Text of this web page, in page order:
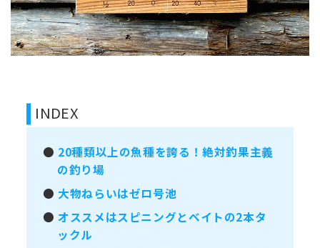
INDEX
● 20種類以上の魚種を誇る！絶対釣果主義
の釣り場
● 大物ねらいはゼロ号池
●オススメはスピニングとベイトの2本タ
ックル